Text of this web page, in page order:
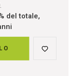
.
del totale,